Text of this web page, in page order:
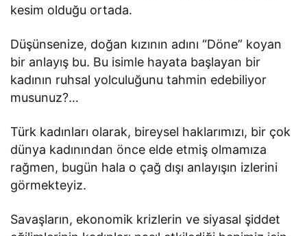
kesim olduğu ortada.
Düşünsenize, doğan kızının adını “Döne” koyan
bir anlayış bu. Bu isimle hayata başlayan bir
kadının ruhsal yolculuğunu tahmin edebiliyor
musunuz?…
Türk kadınları olarak, bireysel haklarımızı, bir çok
dünya kadınından önce elde etmiş olmamıza
rağmen, bugün hala o çağ dışı anlayışın izlerini
görmekteyiz.
Savaşların, ekonomik krizlerin ve siyasal şiddet